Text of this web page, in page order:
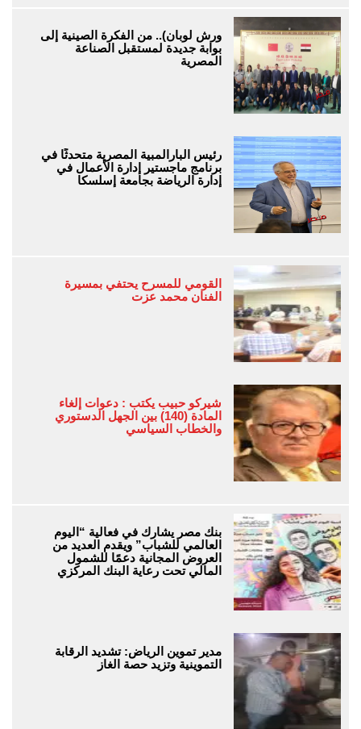
ورش لوبان).. من الفكرة الصينية إلى
بوابة جديدة لمستقبل الصناعة
المصرية
رئيس البارالمبية المصرية متحدثًا في
برنامج ماجستير إدارة الأعمال في
إدارة الرياضة بجامعة إسلسكا
القومي للمسرح يحتفي بمسيرة
الفنان محمد عزت
شيركو حبيب يكتب : دعوات إلغاء
المادة (140) بين الجهل الدستوري
والخطاب السياسي
بنك مصر يشارك في فعالية “اليوم
العالمي للشباب” ويقدم العديد من
العروض المجانية دعمًا للشمول
المالي تحت رعاية البنك المركزي
مدير تموين الرياض: تشديد الرقابة
التموينية وتزيد حصة الغاز